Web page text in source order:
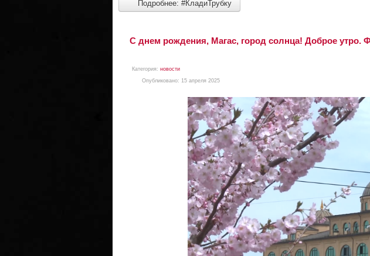
Подробнее: #КладиТрубку
С днем рождения, Магас, город солнца! Доброе утро.
Категория: новости
Опубликовано: 15 апреля 2025